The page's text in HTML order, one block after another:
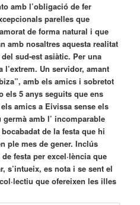
amb l’obligació de fer
parelles que
de forma natural i que
amb nosaltres aquesta realitat
sud-est asiàtic. Per una
l’extrem. Un servidor, amant
amb els amics i sobretot
els 5 anys seguits que ens
amics a Eivissa sense els
amb l’ incomparable
de la festa que hi
ple mes de gener. Inclús
festa per excel·lència que
s’intueix, es nota i se sent el
que ofereixen les illes